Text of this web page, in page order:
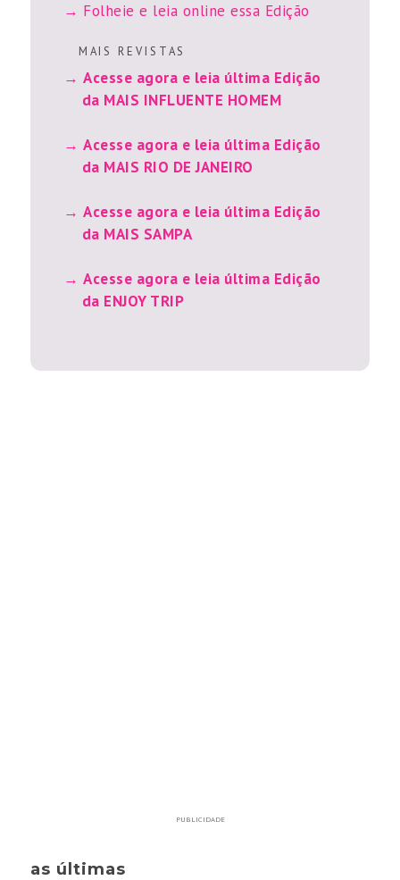
Folheie e leia online essa Edição
M A I S R E V I S T A S
Acesse agora e leia última Edição
da MAIS INFLUENTE HOMEM
Acesse agora e leia última Edição
da MAIS RIO DE JANEIRO
Acesse agora e leia última Edição
da MAIS SAMPA
Acesse agora e leia última Edição
da ENJOY TRIP
PUBLICIDADE
as últimas